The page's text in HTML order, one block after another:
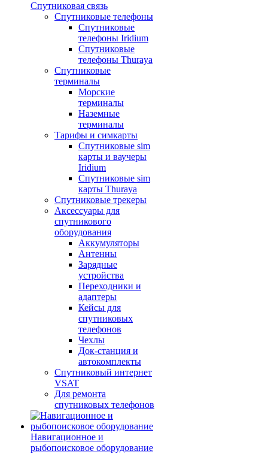
Спутниковая связь
Спутниковые телефоны
Спутниковые
телефоны Iridium
Спутниковые
телефоны Thuraya
Спутниковые
терминалы
Морские
терминалы
Наземные
терминалы
Тарифы и симкарты
Спутниковые sim
карты и ваучеры
Iridium
Спутниковые sim
карты Thuraya
Спутниковые трекеры
Аксессуары для
спутникового
оборудования
Аккумуляторы
Антенны
Зарядные
устройства
Переходники и
адаптеры
Кейсы для
спутниковых
телефонов
Чехлы
Док-станция и
автокомплекты
Спутниковый интернет
VSAT
Для ремонта
спутниковых телефонов
Навигационное и
рыбопоисковое оборудование